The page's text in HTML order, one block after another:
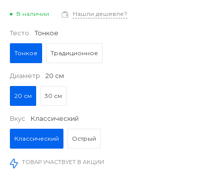
В наличии Нашли дешевле?
Тесто Тонкое
Тонкое Традиционное
Диаметр 20 см
20 см 30 см
Вкус Классический
Классический Острый
ТОВАР УЧАСТВУЕТ В АКЦИИ